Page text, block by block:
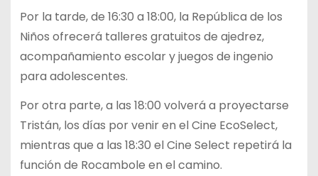
Por la tarde, de 16:30 a 18:00, la República de los
Niños ofrecerá talleres gratuitos de ajedrez,
acompañamiento escolar y juegos de ingenio
para adolescentes.
Por otra parte, a las 18:00 volverá a proyectarse
Tristán, los días por venir en el Cine EcoSelect,
mientras que a las 18:30 el Cine Select repetirá la
función de Rocambole en el camino.